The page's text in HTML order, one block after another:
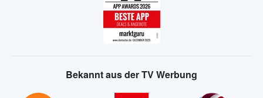
Bekannt aus der TV Werbung